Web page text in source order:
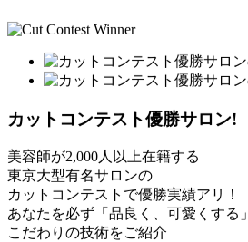
カットコンテスト優勝サロン!
美容師が2,000人以上在籍する
東京大型有名サロンの
カットコンテストで優勝実績アリ！
あなたを必ず「品良く、可愛くする」
こだわりの技術をご紹介